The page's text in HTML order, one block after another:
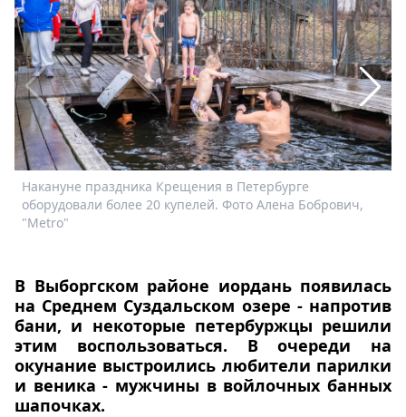
Пресс-
релизы
О
Metro
Стримы
Спецпроекты
Звезды
Выборы
2026
Накануне праздника Крещения в Петербурге
оборудовали более 20 купелей. Фото Алена Бобрович,
"Metro"
В Выборгском районе иордань появилась
на Среднем Суздальском озере - напротив
бани, и некоторые петербуржцы решили
этим воспользоваться. В очереди на
окунание выстроились любители парилки
и веника - мужчины в войлочных банных
шапочках.